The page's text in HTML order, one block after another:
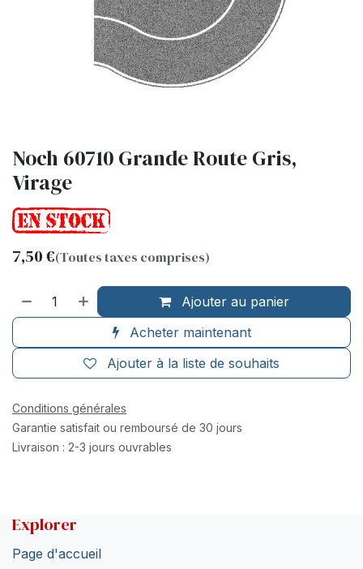
Noch 60710 Grande Route Gris,
Virage
7,50€(Toutes taxes comprises)
Ajouter au panier
Acheter maintenant
Ajouter à la liste de souhaits
Conditions générales
Garantie satisfait ou remboursé de 30 jours
Livraison : 2-3 jours ouvrables
Explorer
Page d'accueil